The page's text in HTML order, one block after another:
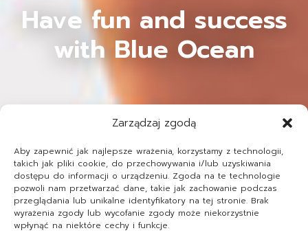
Zarządzaj zgodą
Aby zapewnić jak najlepsze wrażenia, korzystamy z technologii,
takich jak pliki cookie, do przechowywania i/lub uzyskiwania
dostępu do informacji o urządzeniu. Zgoda na te technologie
pozwoli nam przetwarzać dane, takie jak zachowanie podczas
przeglądania lub unikalne identyfikatory na tej stronie. Brak
wyrażenia zgody lub wycofanie zgody może niekorzystnie
wpłynąć na niektóre cechy i funkcje.
Have fun and success
with Blue Ocean